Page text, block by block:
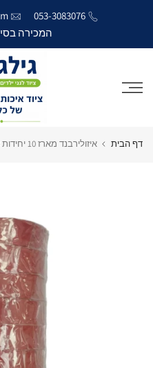
053-3083076
המכירה
דף הבית איזולירבנד מארז 10 יחידות צבע אדום